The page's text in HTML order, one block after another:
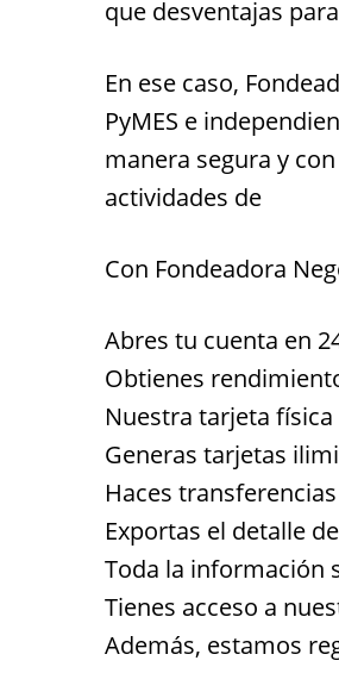
que desventajas
En ese caso,
PyMES e
manera segura y
actividades de
Con Fondeadora
Abres tu cuenta en
Obtienes
Nuestra tarjeta
Generas tarjetas
Haces
Exportas el detalle
Toda la información
Tienes acceso a
Además, estamos